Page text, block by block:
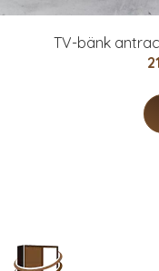
TV-bänk